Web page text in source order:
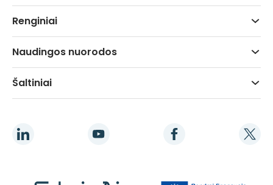
Renginiai
Naudingos nuorodos
Šaltiniai